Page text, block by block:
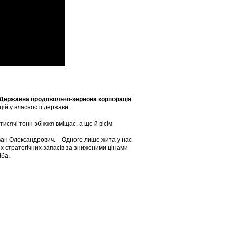
продовольчо-зернова корпорація
у власності держави.
тонн збіжжя вміщає, а ще й вісім
Олександрович. – Одного лише жита у нас
запасів за зниженими цінами